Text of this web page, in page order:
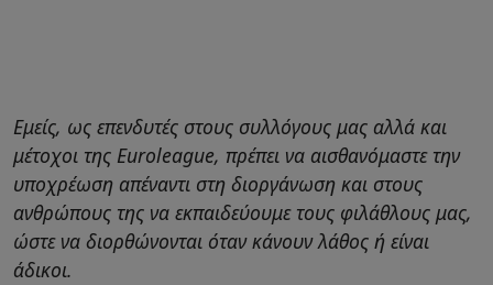
Εμείς, ως επενδυτές στους συλλόγους μας αλλά και
μέτοχοι της Euroleague, πρέπει να αισθανόμαστε την
υποχρέωση απέναντι στη διοργάνωση και στους
ανθρώπους της να εκπαιδεύουμε τους φιλάθλους μας,
ώστε να διορθώνονται όταν κάνουν λάθος ή είναι
άδικοι.